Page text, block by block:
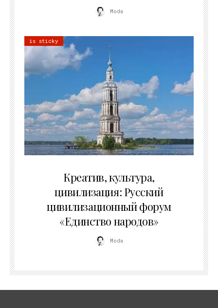
Moda
is sticky
Креатив, культура,
цивилизация: Русский
цивилизационный форум
«Единство народов»
Moda